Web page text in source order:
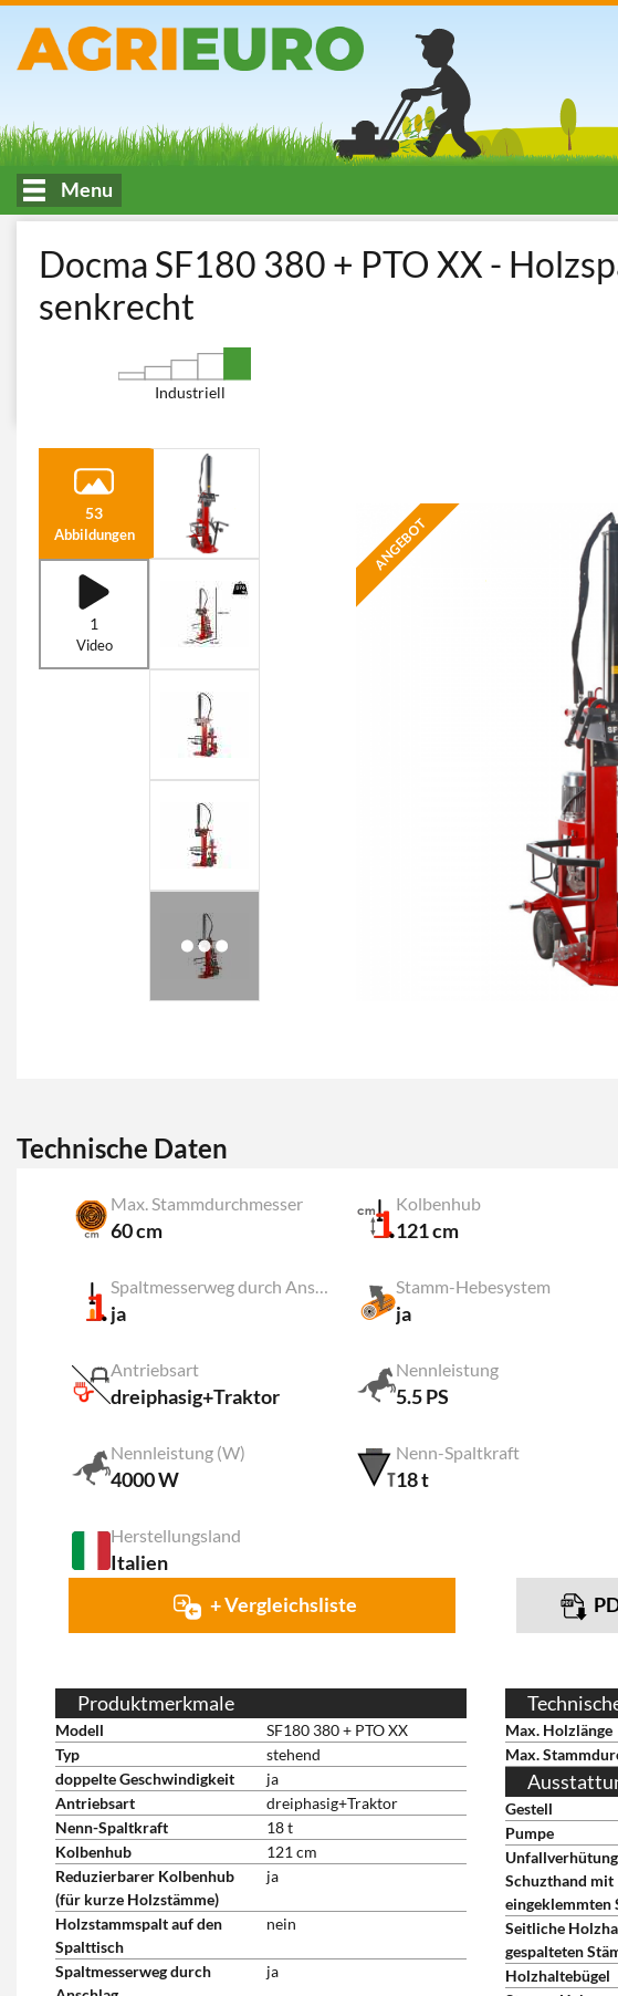
Menu
Docma SF180 380 + PTO XX -
senkrecht
Industriell
53
Abbildungen
1
Video
ANGEBOT
Technische Daten
Max. Stammdurchmesser
60 cm
Kolbenhub
121 cm
Spaltmesserweg durch Anschlag
ja
Stamm-Hebesystem
ja
Antriebsart
dreiphasig+Traktor
Nennleistung
5.5 PS
Nennleistung (W)
4000 W
Nenn-Spaltkraft
18 t
Herstellungsland
Italien
+ Vergleichsliste
Produktmerkmale
Modell
SF180 380 + PTO XX
Typ
stehend
doppelte Geschwindigkeit
ja
Antriebsart
dreiphasig+Traktor
Nenn-Spaltkraft
18 t
Kolbenhub
121 cm
Reduzierbarer Kolbenhub
(für kurze Holzstämme)
ja
Holzstammspalt auf den
Spalttisch
nein
Spaltmesserweg durch
ja
Max. Holzlänge
Max.
Gestell
Pumpe
Schuzthand mit
eingeklemmten
Seitliche
gespalteten
Holzhaltebügel